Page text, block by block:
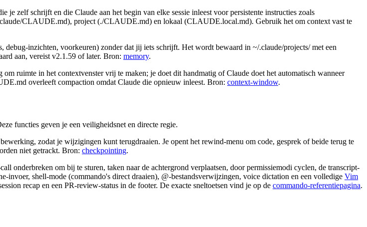
je zelf schrijft en die Claude aan het begin van elke sessie inleest voor persistente instructies zoals
CLAUDE.md), project (./CLAUDE.md) en lokaal (CLAUDE.local.md). Gebruik het om context vast te
debug-inzichten, voorkeuren) zonder dat jij iets schrijft. Het wordt bewaard in ~/.claude/projects/ met een
aan, vereist v2.1.59 of later. Bron: memory.
om ruimte in het contextvenster vrij te maken; je doet dit handmatig of Claude doet het automatisch wanneer
overleeft compaction omdat Claude die opnieuw inleest. Bron: context-window.
functies geven je een veiligheidsnet en directe regie.
zodat je wijzigingen kunt terugdraaien. Je opent het rewind-menu om code, gesprek of beide terug te
niet getrackt. Bron: checkpointing.
onderbreken om bij te sturen, taken naar de achtergrond verplaatsen, door permissiemodi cyclen, de transcript-
shell-mode (commando's direct draaien), @-bestandsverwijzingen, voice dictation en een volledige Vim
recap en een PR-review-status in de footer. De exacte sneltoetsen vind je op de commando-referentiepagina.